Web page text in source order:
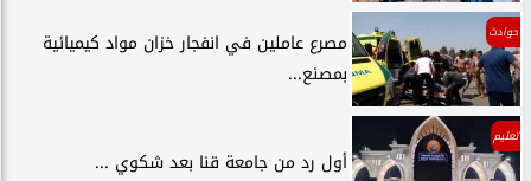
حوادث
مصرع عاملين في انفجار خزان مواد كيميائية
بمصنع...
تعليم
أول رد من جامعة قنا بعد شكوي ...